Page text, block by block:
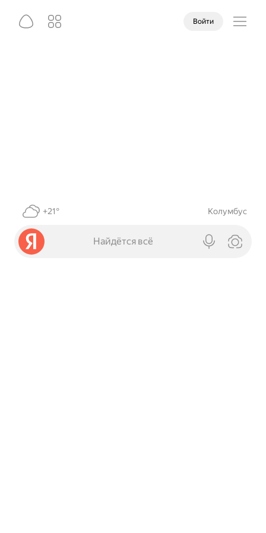
Войти
+21° Колумбус
Найдётся всё